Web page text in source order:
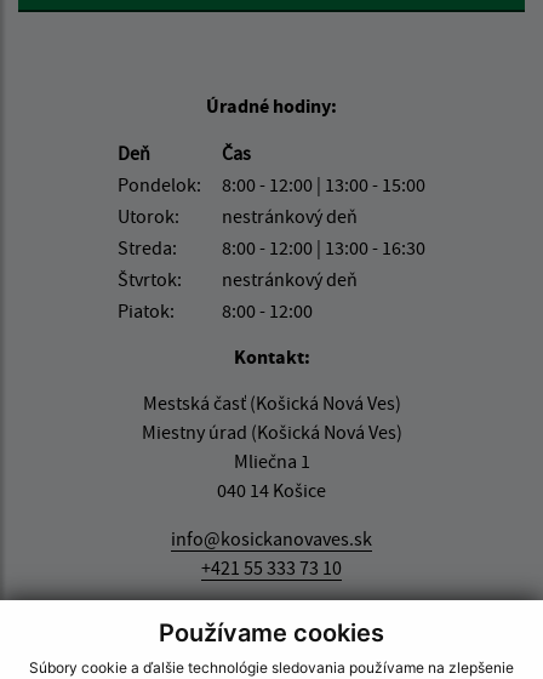
Používame cookies
Súbory cookie a ďalšie technológie sledovania používame na zlepšenie
Úradné hodiny:
Deň
Čas
Pondelok:
8:00 - 12:00 | 13:00 - 15:00
Utorok:
nestránkový deň
Streda:
8:00 - 12:00 | 13:00 - 16:30
Štvrtok:
nestránkový deň
Piatok:
8:00 - 12:00
Kontakt:
Mestská časť (Košická Nová Ves)
Miestny úrad (Košická Nová Ves)
Mliečna 1
040 14 Košice
info@kosickanovaves.sk
+421 55 333 73 10